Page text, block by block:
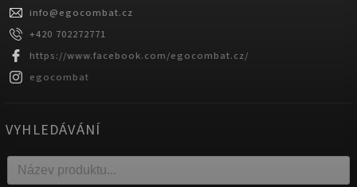
info@egocombat.cz
+420 702272771
https://www.facebook.com/egocombat.cz/
egocombat
VYHLEDÁVÁNÍ